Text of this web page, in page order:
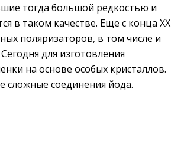
тогда большой редкостью и
в таком качестве. Еще с конца XX
поляризаторов, в том числе и
для изготовления
на основе особых кристаллов.
сложные соединения йода.